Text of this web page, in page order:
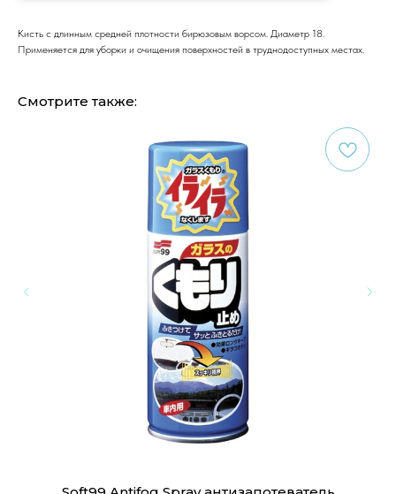
Кисть с длинным средней плотности бирюзовым ворсом. Диаметр 18.
Применяется для уборки и очищения поверхностей в труднодоступных местах.
Смотрите также: